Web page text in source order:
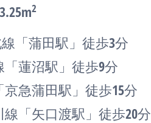
2
線「蒲田駅」徒歩3分
蓮沼駅」徒歩9分
急蒲田駅」徒歩15分
「矢口渡駅」徒歩20分